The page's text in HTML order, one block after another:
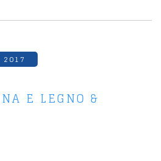
2017
E LEGNO &